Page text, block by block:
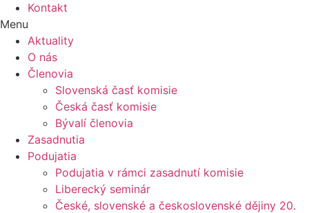
Kontakt
Menu
Aktuality
O nás
Členovia
Slovenská časť komisie
Česká časť komisie
Bývalí členovia
Zasadnutia
Podujatia
Podujatia v rámci zasadnutí komisie
Liberecký seminár
České, slovenské a československé dějiny 20.